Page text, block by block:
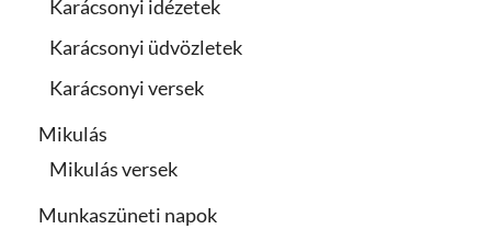
Karácsonyi idézetek
Karácsonyi üdvözletek
Karácsonyi versek
Mikulás
Mikulás versek
Munkaszüneti napok